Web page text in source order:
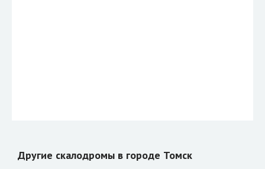
Другие скалодромы в городе Томск